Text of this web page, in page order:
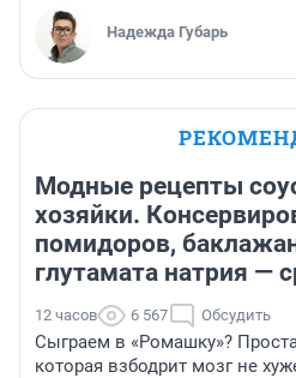
Надежда Губарь
Модные рецепты
хозяйки.
помидоров,
глутамата натрия —
12 часов 6 567 Обсудить
Сыграем в «Ромашку»?
которая взбодрит мозг не